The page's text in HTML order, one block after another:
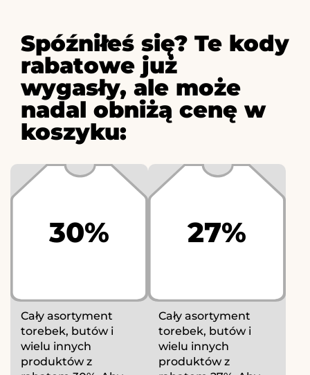
Spóźniłeś się? Te kody
rabatowe już
wygasły, ale może
nadal obniżą cenę w
koszyku:
30%
Cały asortyment
torebek, butów i
wielu innych
produktów z
27%
Cały asortyment
torebek, butów i
wielu innych
produktów z